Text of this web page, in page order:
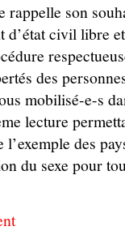
rappelle son
d’état civil libre
des
mobilisé-e-s
lecture
des
du sexe pour